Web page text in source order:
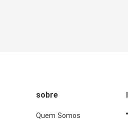
sobre
Quem Somos